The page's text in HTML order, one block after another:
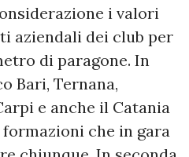
i valori
aziendali dei club per
di paragone. In
Bari, Ternana,
e anche il Catania
che in gara